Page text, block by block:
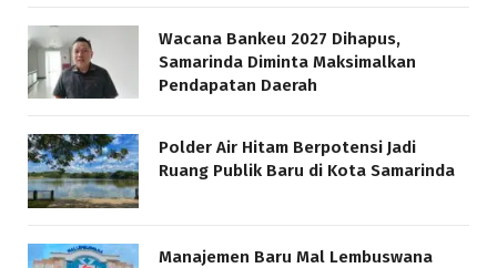
Wacana Bankeu 2027 Dihapus,
Samarinda Diminta Maksimalkan
Pendapatan Daerah
Polder Air Hitam Berpotensi Jadi
Ruang Publik Baru di Kota Samarinda
Manajemen Baru Mal Lembuswana